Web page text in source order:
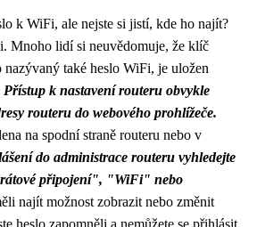
k WiFi, ale nejste si jistí, kde ho najít?
Mnoho lidí si neuvědomuje, že klíč
nazývaný také heslo WiFi, je uložen
Přístup k nastavení routeru obvykle
routeru do webového prohlížeče.
na spodní straně routeru nebo v
do administrace routeru vyhledejte
připojení", "WiFi" nebo
najít možnost zobrazit nebo změnit
heslo zapomněli a nemůžete se přihlásit